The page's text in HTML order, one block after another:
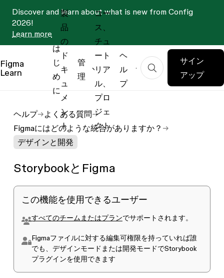
Discover and learn about what is new from Config
2026!
Learn more
Figma
Learn
は
じ
め
に
製
品
の
ド
キ
ュ
メ
ン
ト
管
理
コー
ス、
チュ
ート
リア
ル、
プロ
ジェ
クト
ヘ
ル
プ
サイン
アップ
ヘルプ
よくある質問
Figmaにはどのような統合がありますか？
デザインと開発
StorybookとFigma
この機能を使用できるユーザー
すべてのチームまたはプランでサポートされます。
Figmaファイルに対する編集可権限を持っていれば誰
でも、デザインモードまたは開発モードでStorybook
プラグインを使用できます